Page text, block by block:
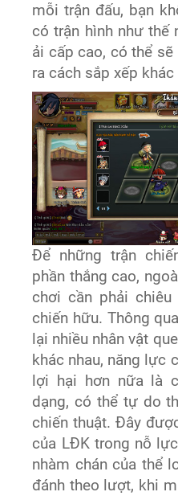
mỗi trận đấu, bạn
có trận hình như thế
ải cấp cao, có thể
ra cách sắp xếp
Để những trận
phần thắng cao,
chơi cần phải
chiến hữu. Thông
lại nhiều nhân vật
khác nhau, năng lực
lợi hại hơn nữa là
dạng, có thể tự do
chiến thuật. Đây
của LĐK trong nỗ
nhàm chán của thể
đánh theo lượt, khi